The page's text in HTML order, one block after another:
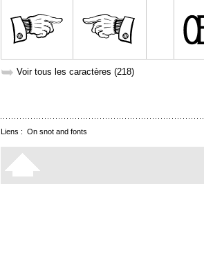
➥ Voir tous les caractères (218)
Liens : On snot and fonts